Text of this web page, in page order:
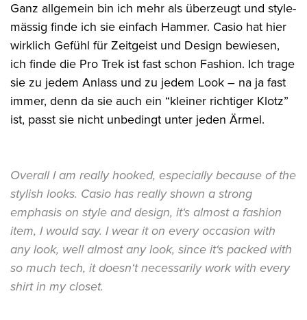
Ganz allgemein bin ich mehr als überzeugt und style-
mässig finde ich sie einfach Hammer. Casio hat hier
wirklich Gefühl für Zeitgeist und Design bewiesen,
ich finde die Pro Trek ist fast schon Fashion. Ich trage
sie zu jedem Anlass und zu jedem Look – na ja fast
immer, denn da sie auch ein “kleiner richtiger Klotz”
ist, passt sie nicht unbedingt unter jeden Ärmel.
Overall I am really hooked, especially because of the
stylish looks. Casio has really shown a strong
emphasis on style and design, it‘s almost a fashion
item, I would say. I wear it on every occasion with
any look, well almost any look, since it‘s packed with
so much tech, it doesn‘t necessarily work with every
shirt in my closet.